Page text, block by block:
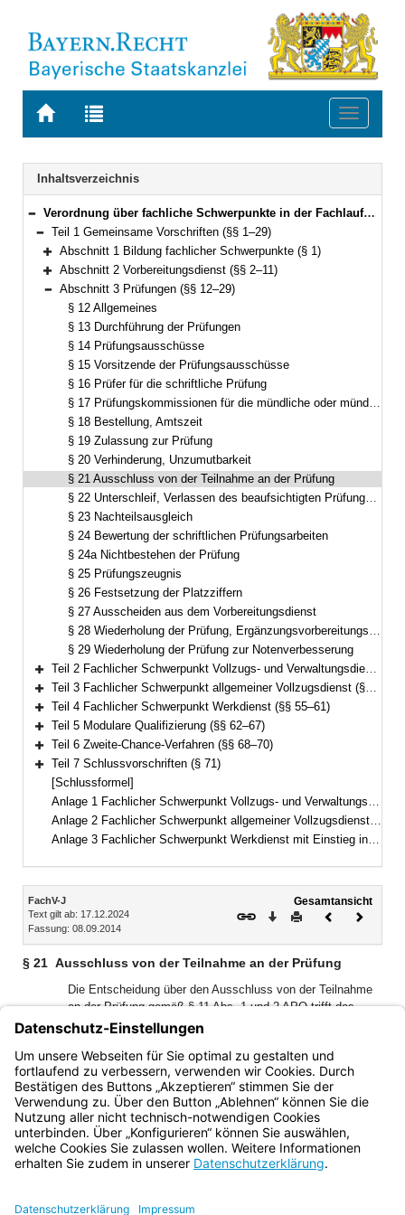
Zur
BAYERN.RECHT
Zur
letzten
Suche
Toggle
Navigation
Inhaltsverzeichnis
Bereich reduzieren
Verordnung über fachliche Schwerpunkte in der Fachlaufbahn Justiz (Fachverordnung Justiz – FachV-J) Vom 8. September 2014 (GVBl S. 417) BayRS 2038-3-3-16-J (§§ 1–71)
Bereich reduzieren
Teil 1 Gemeinsame Vorschriften (§§ 1–29)
Bereich erweitern
Abschnitt 1 Bildung fachlicher Schwerpunkte (§ 1)
Bereich erweitern
Abschnitt 2 Vorbereitungsdienst (§§ 2–11)
Bereich reduzieren
Abschnitt 3 Prüfungen (§§ 12–29)
§ 12 Allgemeines
§ 13 Durchführung der Prüfungen
§ 14 Prüfungsausschüsse
§ 15 Vorsitzende der Prüfungsausschüsse
§ 16 Prüfer für die schriftliche Prüfung
§ 17 Prüfungskommissionen für die mündliche oder mündlich-praktische Prüfung
§ 18 Bestellung, Amtszeit
§ 19 Zulassung zur Prüfung
§ 20 Verhinderung, Unzumutbarkeit
§ 21 Ausschluss von der Teilnahme an der Prüfung
§ 22 Unterschleif, Verlassen des beaufsichtigten Prüfungsbereichs, Beeinflussungsversuch
§ 23 Nachteilsausgleich
§ 24 Bewertung der schriftlichen Prüfungsarbeiten
§ 24a Nichtbestehen der Prüfung
§ 25 Prüfungszeugnis
§ 26 Festsetzung der Platzziffern
§ 27 Ausscheiden aus dem Vorbereitungsdienst
§ 28 Wiederholung der Prüfung, Ergänzungsvorbereitungsdienst
§ 29 Wiederholung der Prüfung zur Notenverbesserung
Bereich erweitern
Teil 2 Fachlicher Schwerpunkt Vollzugs- und Verwaltungsdienst (§§ 30–46)
Bereich erweitern
Teil 3 Fachlicher Schwerpunkt allgemeiner Vollzugsdienst (§§ 47–54)
Bereich erweitern
Teil 4 Fachlicher Schwerpunkt Werkdienst (§§ 55–61)
Bereich erweitern
Teil 5 Modulare Qualifizierung (§§ 62–67)
Bereich erweitern
Teil 6 Zweite-Chance-Verfahren (§§ 68–70)
Bereich erweitern
Teil 7 Schlussvorschriften (§ 71)
[Schlussformel]
Anlage 1 Fachlicher Schwerpunkt Vollzugs- und Verwaltungsdienst mit Einstieg in der zweiten Qualifikationsebene
Anlage 2 Fachlicher Schwerpunkt allgemeiner Vollzugsdienst mit Einstieg in der zweiten Qualifikationsebene
Anlage 3 Fachlicher Schwerpunkt Werkdienst mit Einstieg in der zweiten Qualifikationsebene
Inhalt
FachV-J
Text gilt ab: 17.12.2024
Fassung: 08.09.2014
Gesamtansicht
Download
DruckenVorheriges
§ 21 Ausschluss von der Teilnahme an der Prüfung
Die Entscheidung über den Ausschluss von der Teilnahme
an der Prüfung gemäß § 11 Abs. 1 und 2 APO trifft das
vorsitzende Mitglied des Prüfungsausschusses, in
dringenden Fällen die Leiterin oder der Leiter der
Hochschule sowie die Leiterin oder der Leiter der
Justizvollzugsakademie.
Bayern.de
BayernPortal
Impressum